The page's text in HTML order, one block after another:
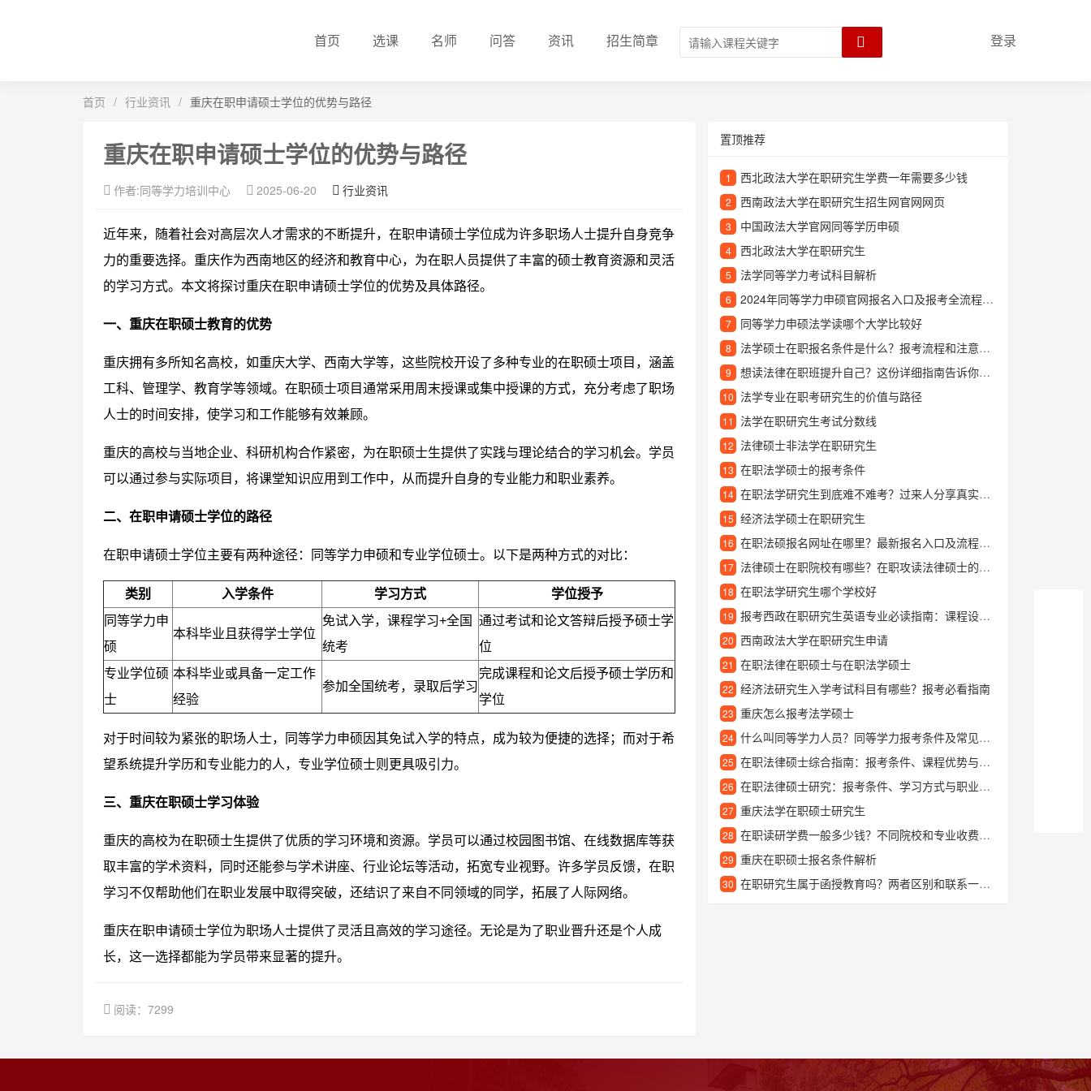
首页 选课 名师 问答 资讯 招生简章 登录
首页 / 行业资讯 / 重庆在职申请硕士学位的优势与路径
重庆在职申请硕士学位的优势与路径
作者:同等学力培训中心 2025-06-20 行业资讯
近年来，随着社会对高层次人才需求的不断提升，在职申请硕士学位成为许多职场人士提升自身竞争
力的重要选择。重庆作为西南地区的经济和教育中心，为在职人员提供了丰富的硕士教育资源和灵活
的学习方式。本文将探讨重庆在职申请硕士学位的优势及具体路径。
一、重庆在职硕士教育的优势
重庆拥有多所知名高校，如重庆大学、西南大学等，这些院校开设了多种专业的在职硕士项目，涵盖
工科、管理学、教育学等领域。在职硕士项目通常采用周末授课或集中授课的方式，充分考虑了职场
人士的时间安排，使学习和工作能够有效兼顾。
重庆的高校与当地企业、科研机构合作紧密，为在职硕士生提供了实践与理论结合的学习机会。学员
可以通过参与实际项目，将课堂知识应用到工作中，从而提升自身的专业能力和职业素养。
二、在职申请硕士学位的路径
在职申请硕士学位主要有两种途径：同等学力申硕和专业学位硕士。以下是两种方式的对比：
类别 入学条件 学习方式
学位授予
同等学力申
硕
本科毕业且获得学士学位
免试入学，课程学习+全国
统考
通过考试和论文答辩后授予硕士学
位
专业学位硕
士
本科毕业或具备一定工作
经验
参加全国统考，录取后学习
完成课程和论文后授予硕士学历和
学位
对于时间较为紧张的职场人士，同等学力申硕因其免试入学的特点，成为较为便捷的选择；而对于希
望系统提升学历和专业能力的人，专业学位硕士则更具吸引力。
三、重庆在职硕士学习体验
重庆的高校为在职硕士生提供了优质的学习环境和资源。学员可以通过校园图书馆、在线数据库等获
取丰富的学术资料，同时还能参与学术讲座、行业论坛等活动，拓宽专业视野。许多学员反馈，在职
学习不仅帮助他们在职业发展中取得突破，还结识了来自不同领域的同学，拓展了人际网络。
重庆在职申请硕士学位为职场人士提供了灵活且高效的学习途径。无论是为了职业晋升还是个人成
长，这一选择都能为学员带来显著的提升。
阅读：7299
置顶推荐
1 西北政法大学在职研究生学费一年需要多少钱
2 西南政法大学在职研究生招生网官网网页
3 中国政法大学官网同等学历申硕
4 西北政法大学在职研究生
5 法学同等学力考试科目解析
6 2024年同等学力申硕官网报名入口及报考全流程指南
7 同等学力申硕法学读哪个大学比较好
8 法学硕士在职报名条件是什么？报考流程和注意事项详解
9 想读法律在职班提升自己？这份详细指南告诉你该怎么做
10 法学专业在职考研究生的价值与路径
11 法学在职研究生考试分数线
12 法律硕士非法学在职研究生
13 在职法学硕士的报考条件
14 在职法学研究生到底难不难考？过来人分享真实体验
15 经济法学硕士在职研究生
16 在职法硕报名网址在哪里？最新报名入口及流程指南
17 法律硕士在职院校有哪些？在职攻读法律硕士的院校选择指南
18 在职法学研究生哪个学校好
19 报考西政在职研究生英语专业必读指南：课程设置与学习优势解析
20 西南政法大学在职研究生申请
21 在职法律在职硕士与在职法学硕士
22 经济法研究生入学考试科目有哪些？报考必看指南
23 重庆怎么报考法学硕士
24 什么叫同等学力人员？同等学力报考条件及常见问题解答
25 在职法律硕士综合指南：报考条件、课程优势与职业发展解析
26 在职法律硕士研究：报考条件、学习方式与职业发展前景解析
27 重庆法学在职硕士研究生
28 在职读研学费一般多少钱？不同院校和专业收费差距大吗？
29 重庆在职硕士报名条件解析
30 在职研究生属于函授教育吗？两者区别和联系一文说清